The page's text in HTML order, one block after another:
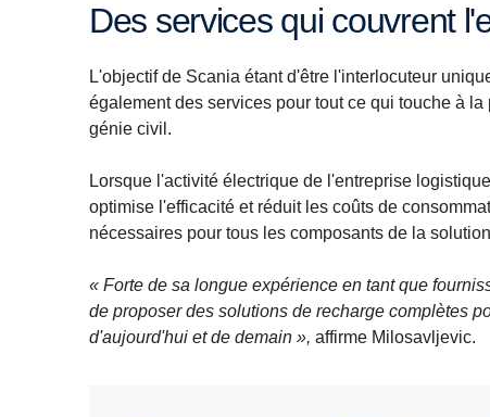
Des services qui couvrent
L'objectif de Scania étant d'être l'interlocuteur
également des services pour tout ce qui touche à
génie civil.
Lorsque l'activité électrique de l'entreprise
optimise l'efficacité et réduit les coûts de
nécessaires pour tous les composants de la
« Forte de sa longue expérience en tant que
de proposer des solutions de recharge complètes
d'aujourd'hui et de demain », affirme Milosavljevic.